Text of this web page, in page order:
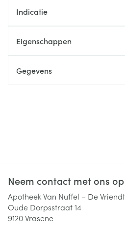
Indicatie
Eigenschappen
Gegevens
Neem contact met ons op
Apotheek Van Nuffel – De
Oude Dorpsstraat 14
9120Vrasene